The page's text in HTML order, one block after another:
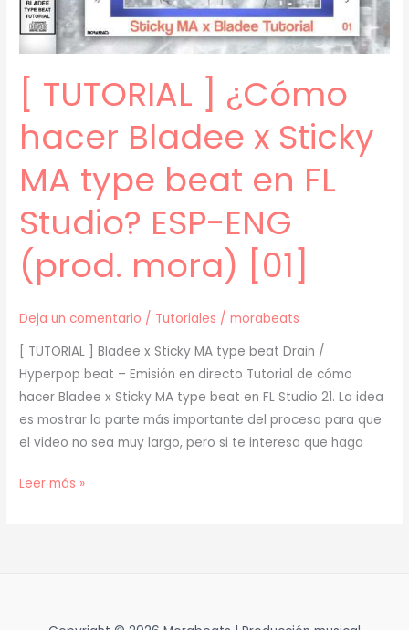
Oaf1
x
Nosgov
type
beat?
(prod.
mora)
[02]
[ TUTORIAL ] ¿Cómo
hacer Bladee x Sticky
MA type beat en FL
Studio? ESP-ENG
(prod. mora) [01]
Deja un comentario / Tutoriales /morabeats
[ TUTORIAL ] Bladee x Sticky MA type beat Drain /
Hyperpop beat – Emisión en directo Tutorial de cómo
hacer Bladee x Sticky MA type beat en FL Studio 21. La idea
es mostrar la parte más importante del proceso para que
el video no sea muy largo, pero si te interesa que haga
[
Leer más »